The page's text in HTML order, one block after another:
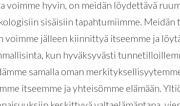
voimme hyvin, on meidän löydettävä
sisäisiin tapahtumiimme. Meidän
voimme jälleen kiinnittyä itseemme ja
kun hyväksyvästi
samalla oman
itseemme ja yhteisömme elämään.